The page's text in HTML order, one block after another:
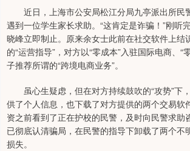
近日，上海市公安局松江分局九亭派出所民
遇到一位学生家长求助。“这肯定是诈骗！”刚听
晓峰立即制止。原来余女士此前在社交软件上结
的“运营指导”，对方以“零成本”入驻国际电商、“
子推荐所谓的“跨境电商业务”。
虽心生疑虑，但在对方持续鼓吹的“攻势”下
供了个人信息，也下载了对方提供的两个交易软
资之前看到了正在护校的民警，及时向民警求助
已彻底认清骗局，在民警的指导下卸载了两个不
损失。